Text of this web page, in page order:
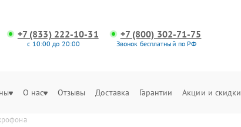
+7 (833) 222-10-31
с 10:00 до 20:00
+7 (800) 302-71-75
Звонок бесплатный по РФ
О нас Отзывы Доставка Гарантии Акции и скидки